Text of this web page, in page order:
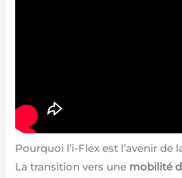
Pourquoi l’i-Flex est l’avenir de
La transition vers une mobilité